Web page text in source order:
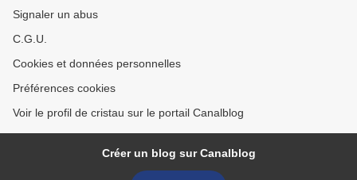
Signaler un abus
C.G.U.
Cookies et données personnelles
Préférences cookies
Voir le profil de cristau sur le portail Canalblog
Créer un blog sur Canalblog